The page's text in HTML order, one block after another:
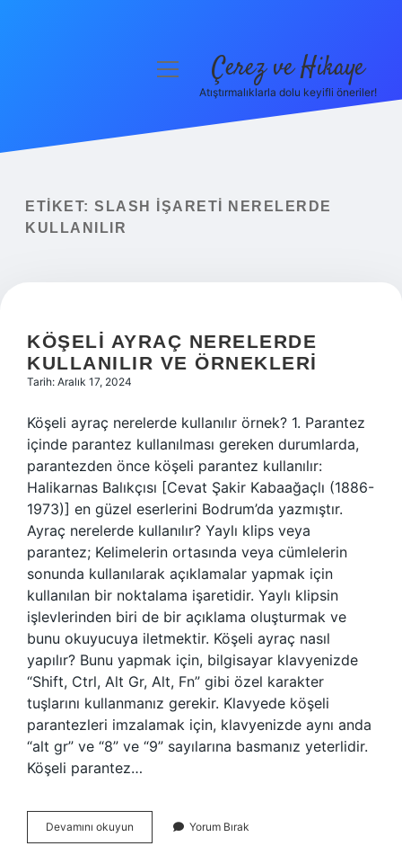
Yasal Uyarı
menüyü Çerez ve Hikaye
Atıştırmalıklarla dolu keyifli öneriler!
ETIKET: SLASH IŞARETI NERELERDE
KULLANILIR
KÖŞELI AYRAÇ NERELERDE
KULLANILIR VE ÖRNEKLERI
Tarih: Aralık 17, 2024
Köşeli ayraç nerelerde kullanılır örnek? 1. Parantez
içinde parantez kullanılması gereken durumlarda,
parantezden önce köşeli parantez kullanılır:
Halikarnas Balıkçısı [Cevat Şakir Kabaağaçlı (1886-
1973)] en güzel eserlerini Bodrum’da yazmıştır.
Ayraç nerelerde kullanılır? Yaylı klips veya
parantez; Kelimelerin ortasında veya cümlelerin
sonunda kullanılarak açıklamalar yapmak için
kullanılan bir noktalama işaretidir. Yaylı klipsin
işlevlerinden biri de bir açıklama oluşturmak ve
bunu okuyucuya iletmektir. Köşeli ayraç nasıl
yapılır? Bunu yapmak için, bilgisayar klavyenizde
“Shift, Ctrl, Alt Gr, Alt, Fn” gibi özel karakter
tuşlarını kullanmanız gerekir. Klavyede köşeli
parantezleri imzalamak için, klavyenizde aynı anda
“alt gr” ve “8” ve “9” sayılarına basmanız yeterlidir.
Köşeli parantez…
Devamını okuyun
Ayraç
Yorum Bırak